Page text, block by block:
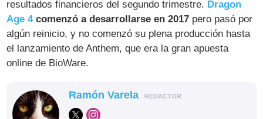
resultados financieros del segundo trimestre. Dragon
Age 4comenzó a desarrollarse en 2017 pero pasó por
algún reinicio, y no comenzó su plena producción hasta
el lanzamiento de Anthem, que era la gran apuesta
online de BioWare.
Ramón Varela REDACTOR